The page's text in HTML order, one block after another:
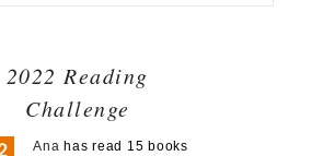
2022 Reading
Challenge
Ana has read 15 books